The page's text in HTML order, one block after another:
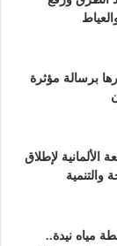
برسالة مؤثرة
الألمانية لإطلاق
والتنمية
مياه نيدة..